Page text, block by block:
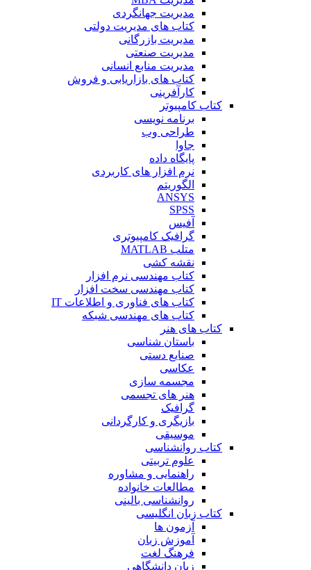
مدیریت جهانگردی
کتاب های مدیریت دولتی
مدیریت بازرگانی
مدیریت صنعتی
مدیریت منابع انسانی
کتاب های بازاریابی و فروش
کارآفرینی
کتاب کامپیوتر
برنامه نویسی
طراحی وب
جاوا
پایگاه داده
نرم افزار های کاربردی
الگوریتم
ANSYS
SPSS
آفیس
گرافیک کامپیوتری
متلب MATLAB
نقشه کشی
کتاب مهندسی نرم افزار
کتاب مهندسی سخت افزار
کتاب های فناوری و اطلاعات IT
کتاب های مهندسی شبکه
کتاب های هنر
باستان شناسی
صنایع دستی
عکاسی
مجسمه سازی
هنر های تجسمی
گرافیک
بازیگری و کارگردانی
موسیقی
کتاب روانشناسی
علوم تربیتی
راهنمایی و مشاوره
مطالعات خانواده
روانشناسی بالینی
کتاب زبان انگلیسی
آزمون ها
آموزش زبان
فرهنگ لغت
زبان دانشگاهی